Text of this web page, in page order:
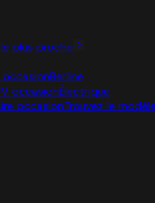
plus proche
Berline
occasionÉlectrique
occasionTrouvez le